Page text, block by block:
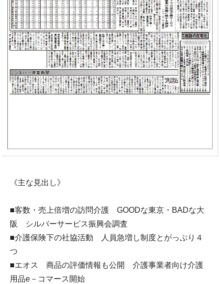
《主な見出し》
■客数・売上倍増の訪問介護 GOODな東京・BADな大
阪 シルバーサービス振興会調査
■介護保険下の社協活動 人員急増し制度とがっぷり４
つ
■エオス 商品の評価情報も公開 介護事業者向け介護
用品e－コマース開始